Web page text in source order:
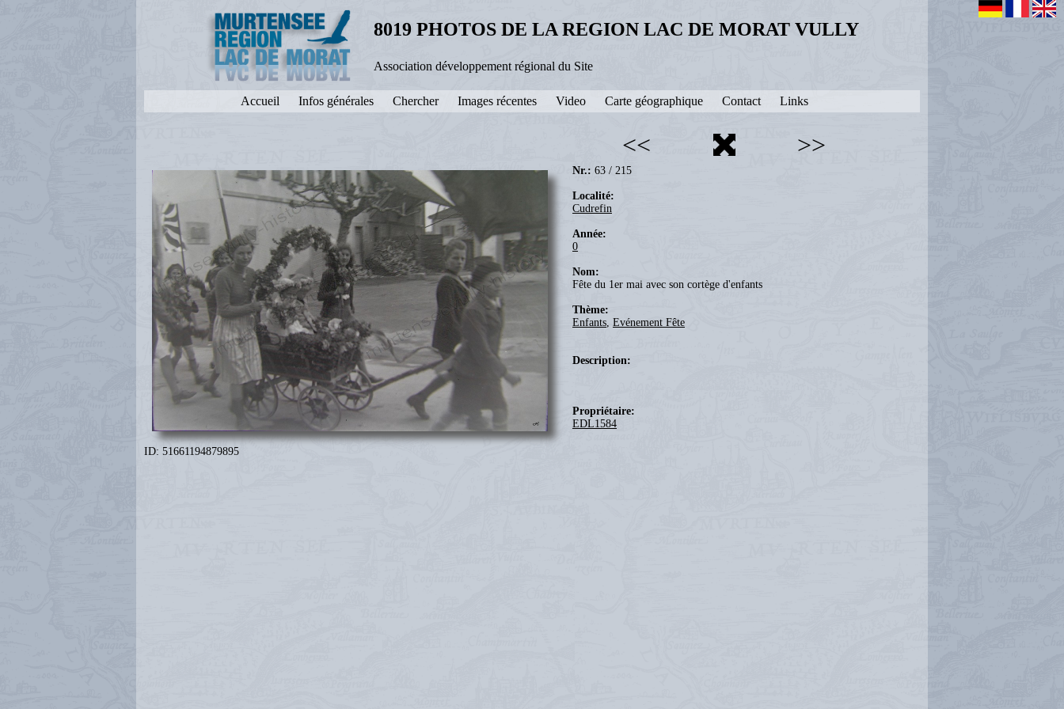
8019 PHOTOS DE LA REGION LAC DE MORAT VULLY
Association développement régional du Site
Accueil Infos générales Chercher Images récentes Video Carte géographique Contact Links
<< >>
Nr.: 63 / 215
Localité:
Cudrefin
Année:
0
Nom:
Fête du 1er mai avec son cortège d'enfants
Thème:
Enfants, Evénement Fête
Description:
Propriétaire:
EDL1584
ID: 51661194879895